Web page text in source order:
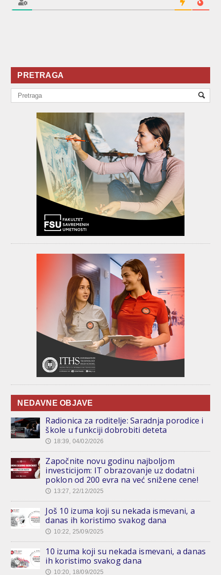
PRETRAGA
NEDAVNE OBJAVE
Radionica za roditelje: Saradnja porodice i
škole u funkciji dobrobiti deteta
🕔 18:39, 04/02/2026
Započnite novu godinu najboljom
investicijom: IT obrazovanje uz dodatni
poklon od 200 evra na već snižene cene!
🕔 13:27, 22/12/2025
Još 10 izuma koji su nekada ismevani, a
danas ih koristimo svakog dana
🕔 10:22, 25/09/2025
10 izuma koji su nekada ismevani, a danas
ih koristimo svakog dana
🕔 10:20, 18/09/2025